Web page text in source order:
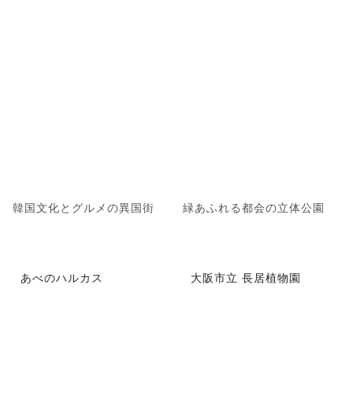
韓国文化とグルメの異国街 緑あふれる都会の立体公園
あべのハルカス 大阪市立 長居植物園